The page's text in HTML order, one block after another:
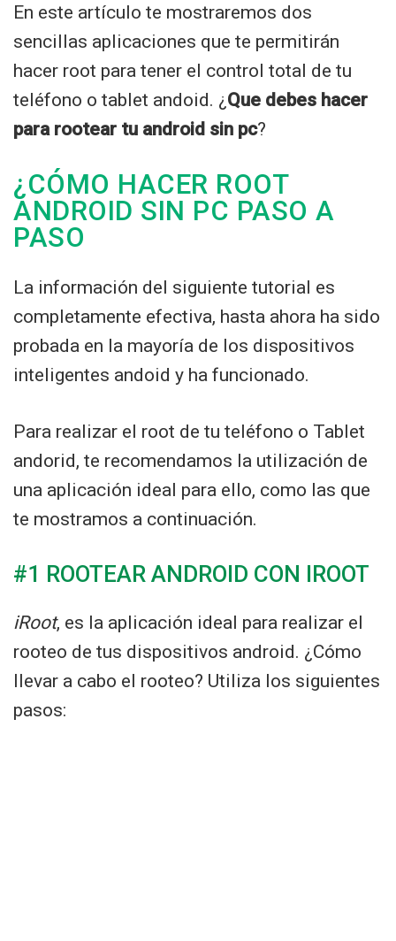
En este artículo te mostraremos dos
sencillas aplicaciones que te permitirán
hacer root para tener el control total de tu
teléfono o tablet andoid. ¿ Que debes hacer
para rootear tu android sin pc?
¿CÓMO HACER ROOT
ANDROID SIN PC PASO A
PASO
La información del siguiente tutorial es
completamente efectiva, hasta ahora ha sido
probada en la mayoría de los dispositivos
inteligentes andoid y ha funcionado.
Para realizar el root de tu teléfono o Tablet
andorid, te recomendamos la utilización de
una aplicación ideal para ello, como las que
te mostramos a continuación.
#1 ROOTEAR ANDROID CON IROOT
iRoot, es la aplicación ideal para realizar el
rooteo de tus dispositivos android. ¿Cómo
llevar a cabo el rooteo? Utiliza los siguientes
pasos: